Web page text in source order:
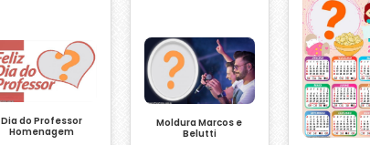
Dia do Professor
Homenagem
Moldura Marcos e
Belutti